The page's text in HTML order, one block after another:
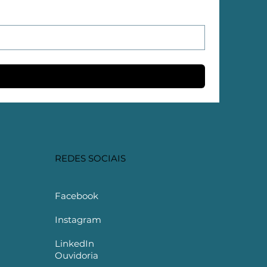
REDES SOCIAIS
Facebook
Instagram
LinkedIn
Ouvidoria